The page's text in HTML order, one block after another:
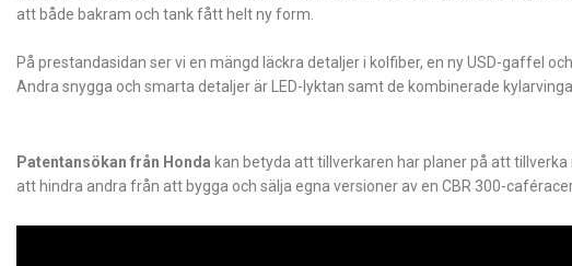
att både bakram och tank fått helt ny form.
På prestandasidan ser vi en mängd läckra detaljer i kolfiber, en ny USD-gaffel
Andra snygga och smarta detaljer är LED-lyktan samt de kombinerade
Patentansökan från Honda kan betyda att tillverkaren har planer på att
att hindra andra från att bygga och sälja egna versioner av en CBR 300-